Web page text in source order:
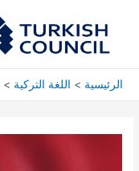
المحتوى
الرئيسية اللغة التركية